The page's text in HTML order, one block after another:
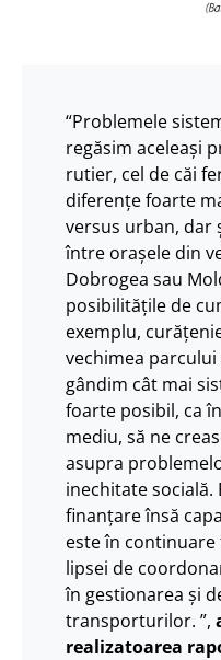
“Problemele
regăsim aceleași
rutier, cel de căi
diferențe foarte
versus urban, dar
între orașele din
Dobrogea sau
posibilitățile de
exemplu,
vechimea
gândim cât mai
foarte posibil, ca
mediu, să ne
asupra
inechitate
finanțare însă
este în
lipsei de
în gestionarea și
transporturilor. ”,
realizatoarea